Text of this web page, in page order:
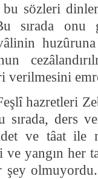
sözleri
sırada onu
verilmesini
hazretleri
ders
ve tâat ile
ve yangın her